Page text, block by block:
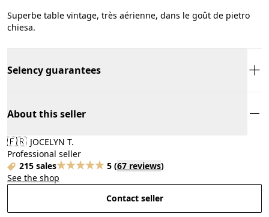
Superbe table vintage, très aérienne, dans le goût de pietro
chiesa.
Selency guarantees
About this seller
🇫🇷 JOCELYN T.
Professional seller
215 sales
5 (67 reviews)
See the shop
Contact seller